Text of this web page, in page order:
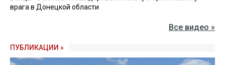
врага в Донецкой области
Все видео »
ПУБЛИКАЦИИ »